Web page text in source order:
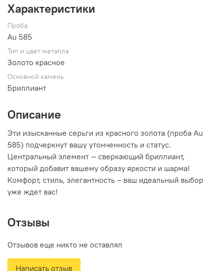
Характеристики
Проба
Au 585
Тип и цвет металла
Золото красное
Основной камень
Бриллиант
Описание
Эти изысканные серьги из красного золота (проба Au
585) подчеркнут вашу утонченность и статус.
Центральный элемент — сверкающий бриллиант,
который добавит вашему образу яркости и шарма!
Комфорт, стиль, элегантность – ваш идеальный выбор
уже ждет вас!
Отзывы
Отзывов еще никто не оставлял
Написать отзыв